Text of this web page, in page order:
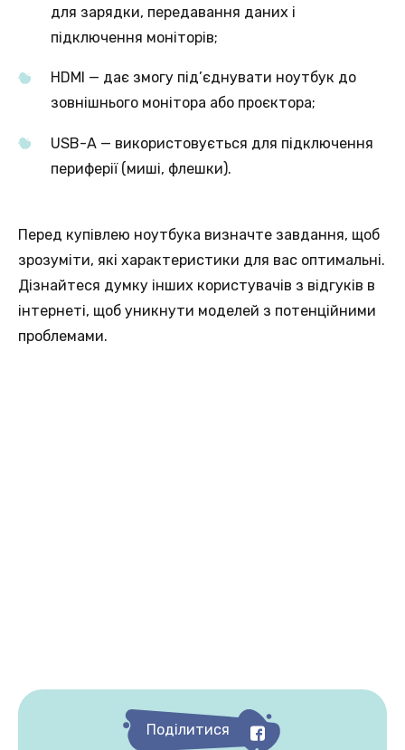
для зарядки, передавання даних і
підключення моніторів;
HDMI — дає змогу під’єднувати ноутбук до
зовнішнього монітора або проєктора;
USB-A — використовується для підключення
периферії (миші, флешки).
Перед купівлею ноутбука визначте завдання, щоб
зрозуміти, які характеристики для вас оптимальні.
Дізнайтеся думку інших користувачів з відгуків в
інтернеті, щоб уникнути моделей з потенційними
проблемами.
Поділитися